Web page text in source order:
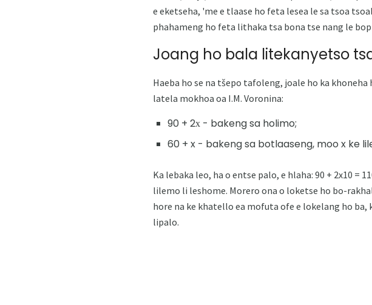
e eketseha, 'me e tlaase ho feta lesea le sa tsoa
phahameng ho feta lithaka tsa bona tse nang le
Joang ho bala litekanyetso
Haeba ho se na tšepo tafoleng, joale ho ka
latela mokhoa oa I.M. Voronina:
90 + 2х - bakeng sa holimo;
60 + x - bakeng sa botlaaseng, moo x ke
Ka lebaka leo, ha o entse palo, e hlaha: 90 + 2х10 =
lilemo li leshome. Morero ona o loketse ho bo-
hore na ke khatello ea mofuta ofe e lokelang ho ba,
lipalo.